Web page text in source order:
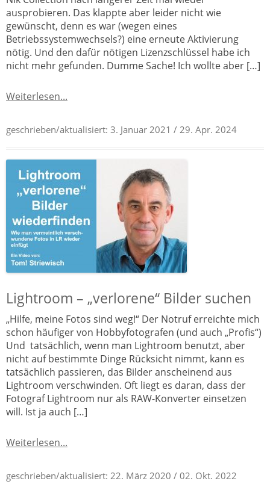
ausprobieren. Das klappte aber leider nicht wie
gewünscht, denn es war (wegen eines
Betriebssystemwechsels?) eine erneute Aktivierung
nötig. Und den dafür nötigen Lizenzschlüssel habe ich
nicht mehr gefunden. Dumme Sache! Ich wollte aber […]
Weiterlesen...
geschrieben/aktualisiert: 3. Januar 2021 / 29. Apr. 2024
Lightroom – „verlorene“ Bilder suchen
„Hilfe, meine Fotos sind weg!“ Der Notruf erreichte mich
schon häufiger von Hobbyfotografen (und auch „Profis“)
Und tatsächlich, wenn man Lightroom benutzt, aber
nicht auf bestimmte Dinge Rücksicht nimmt, kann es
tatsächlich passieren, das Bilder anscheinend aus
Lightroom verschwinden. Oft liegt es daran, dass der
Fotograf Lightroom nur als RAW-Konverter einsetzen
will. Ist ja auch […]
Weiterlesen...
geschrieben/aktualisiert: 22. März 2020 / 02. Okt. 2022